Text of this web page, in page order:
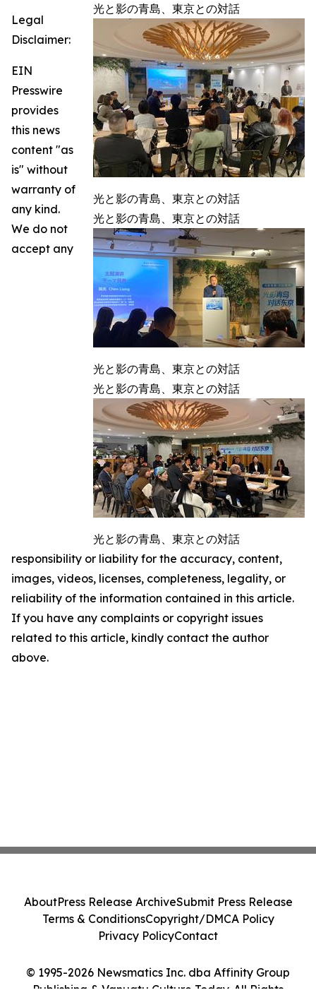
光と影の青島、東京との対話
光と影の青島、東京との対話
光と影の青島、東京との対話
光と影の青島、東京との対話
光と影の青島、東京との対話
光と影の青島、東京との対話
Legal
Disclaimer:
EIN
Presswire
provides
this news
content "as
is" without
warranty of
any kind.
We do not
accept any
responsibility or liability for the accuracy, content,
images, videos, licenses, completeness, legality, or
reliability of the information contained in this article.
If you have any complaints or copyright issues
related to this article, kindly contact the author
above.
© 1995-2026 Newsmatics Inc. dba Affinity Group
Publishing & Vanuatu Culture Today. All Rights
AboutPress Release ArchiveSubmit Press Release
Terms & ConditionsCopyright/DMCA Policy
Privacy PolicyContact